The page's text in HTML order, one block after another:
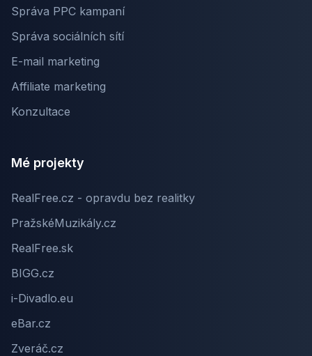
Správa PPC kampaní
Správa sociálních sítí
E-mail marketing
Affiliate marketing
Konzultace
Mé projekty
RealFree.cz - opravdu bez realitky
PražskéMuzikály.cz
RealFree.sk
BIGG.cz
i-Divadlo.eu
eBar.cz
Zveráč.cz